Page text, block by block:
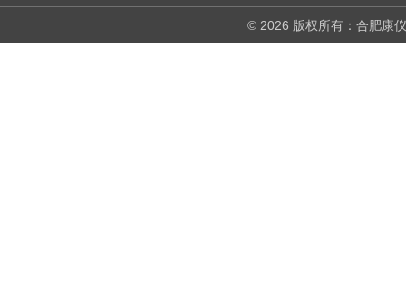
© 2026 版权所有：合肥康